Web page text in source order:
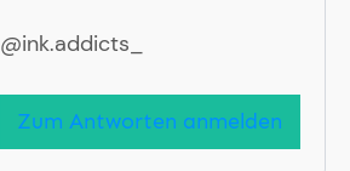
@ink.addicts_
Zum Antworten anmelden